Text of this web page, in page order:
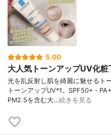
5.00
大人気トーンアップUV化粧
光を乱反射し肌を綺麗に魅せるト
トーンアップUV*1。SPF50+・
PM2.5を含む大…続きを見る